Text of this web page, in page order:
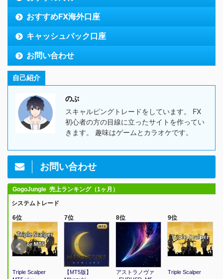
おすすめFX海外口座
キャッシュバック口座
お問い合わせ
自己紹介
のぶ
スキャルピングトレードをしています。 FX
初心者の方の目線に立ったサイトを作ってい
きます。 趣味はゲームとカラオケです。
お問い合わせ